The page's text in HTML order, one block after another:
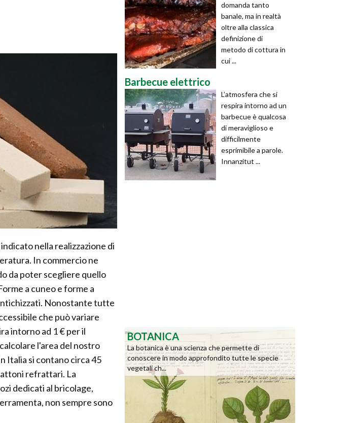
nella realizzazione di
In commercio ne
da poter scegliere quello
a cuneo e forme a
Nonostante tutte
che può variare
intorno ad 1 € per il
l'area del nostro
Italia si contano circa 45
refrattari. La
dedicati al bricolage,
non sempre sono
domanda tanto
banale, ma in realtà
oltre alla classica
definizione di
metodo di cottura in
cui ...
Barbecue elettrico
L’atmosfera che si
respira intorno ad un
barbecue è qualcosa
di meraviglioso e
difficilmente
esprimibile a parole.
Innanzitut ...
BOTANICA
La botanica è una scienza che permette di
conoscere in modo approfondito tutte le specie
vegetali ch...